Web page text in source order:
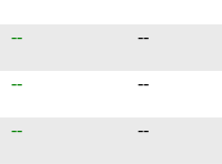
-- --
-- --
-- --